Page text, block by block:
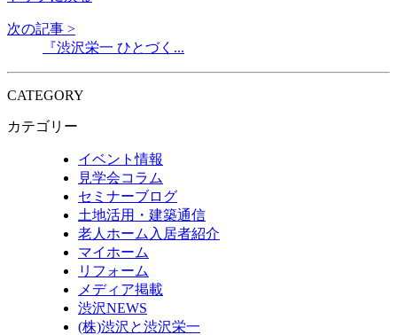
次の記事 >
『渋沢栄一 ひとづく...
CATEGORY
カテゴリー
イベント情報
見学会コラム
セミナーブログ
土地活用・建築通信
老人ホーム入居者紹介
マイホーム
リフォーム
メディア掲載
渋沢NEWS
(株)渋沢と渋沢栄一